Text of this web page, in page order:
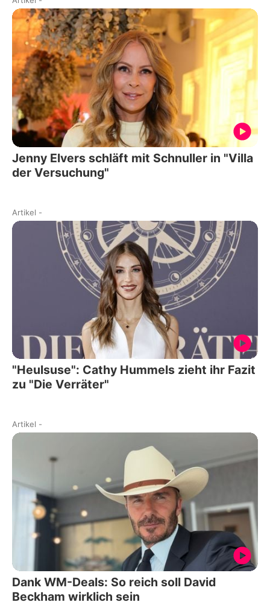
Jenny Elvers schläft mit Schnuller in "Villa
der Versuchung"
Artikel -
"Heulsuse": Cathy Hummels zieht ihr Fazit
zu "Die Verräter"
Artikel -
Dank WM-Deals: So reich soll David
Beckham wirklich sein